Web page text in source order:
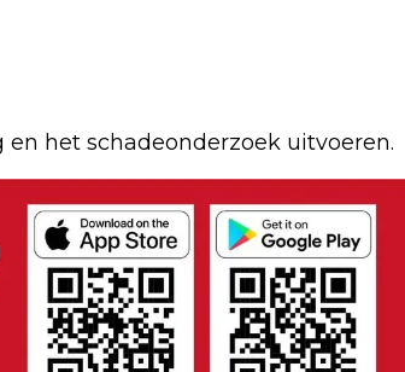
het schadeonderzoek uitvoeren.